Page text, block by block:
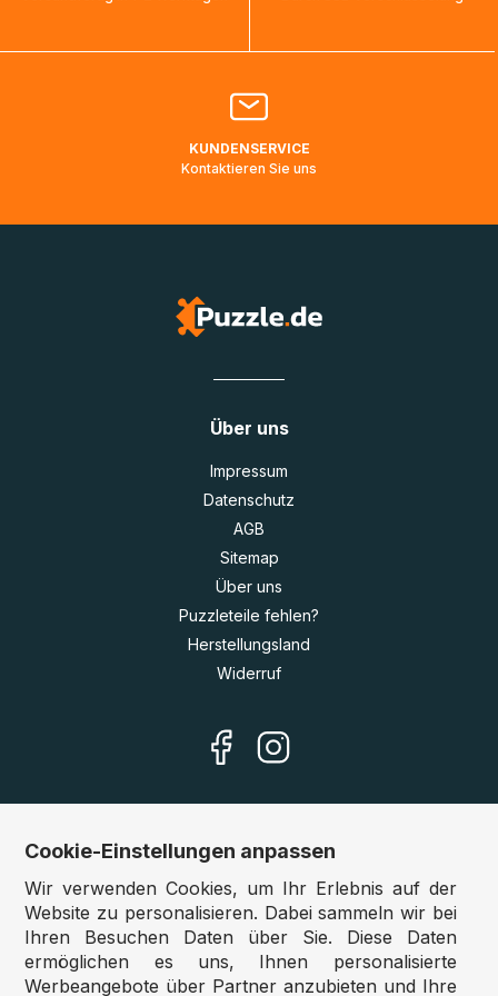
bearbeitet werden.
Bitte kontaktieren Sie denKundenservicefalls Ihr Paket
Lieferadressen in Deutschland oder Europa mehrere Tage
KUNDENSERVICE
Kontaktieren Sie uns
Über uns
Impressum
Datenschutz
AGB
Sitemap
Über uns
Puzzleteile fehlen?
Herstellungsland
Widerruf
Unsere Shops
Deutschland:www.puzzle.de
Österreich:
www.puzzle.at
Belgien:www.puzzle.be
Cookie-Einstellungen anpassen
Wir verwenden Cookies, um Ihr Erlebnis auf der
Website zu personalisieren. Dabei sammeln wir bei
Ihren Besuchen Daten über Sie. Diese Daten
ermöglichen es uns, Ihnen personalisierte
Werbeangebote über Partner anzubieten und Ihre